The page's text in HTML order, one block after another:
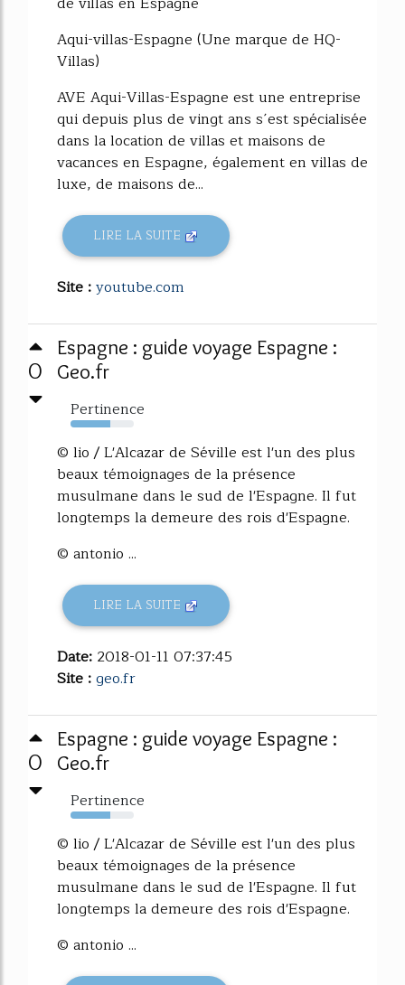
Aqui-villas-Espagne (Une marque de HQ-
Villas)
AVE Aqui-Villas-Espagne est une entreprise
qui depuis plus de vingt ans s´est spécialisée
dans la location de villas et maisons de
vacances en Espagne, également en villas de
luxe, de maisons de...
LIRE LA SUITE
Site :youtube.com
0
Espagne : guide voyage Espagne :
Geo.fr
Pertinence
63%
© lio / L'Alcazar de Séville est l'un des plus
beaux témoignages de la présence
musulmane dans le sud de l'Espagne. Il fut
longtemps la demeure des rois d'Espagne.
© antonio ...
LIRE LA SUITE
Date: 2018-01-11 07:37:45
Site :geo.fr
0
Espagne : guide voyage Espagne :
Geo.fr
Pertinence
63%
© lio / L'Alcazar de Séville est l'un des plus
beaux témoignages de la présence
musulmane dans le sud de l'Espagne. Il fut
longtemps la demeure des rois d'Espagne.
© antonio ...